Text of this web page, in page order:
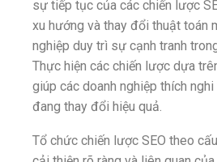
sự tiếp tục của các chiến lược
xu hướng và thay đổi thuật toán
nghiệp duy trì sự cạnh tranh
Thực hiện các chiến lược dựa
giúp các doanh nghiệp thích nghi
đang thay đổi hiệu quả.
Tổ chức chiến lược SEO theo